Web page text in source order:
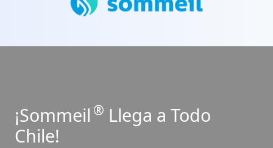
¡Sommeil ® Llega a Todo
Chile!